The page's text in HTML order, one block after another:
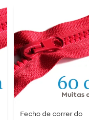
Muitas
Fecho de correr do